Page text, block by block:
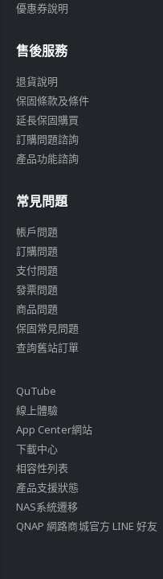
優惠券說明
售後服務
退貨說明
保固條款及條件
延長保固購買
訂購問題諮詢
產品功能諮詢
常見問題
帳戶問題
訂購問題
支付問題
發票問題
商品問題
保固常見問題
查詢舊站訂單
QuTube
線上體驗
App Center網站
下載中心
相容性列表
產品支援狀態
NAS系統遷移
QNAP 網路商城官方 LINE 好友